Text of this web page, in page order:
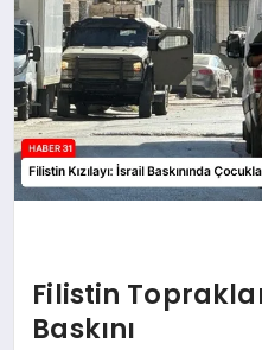
Filistin
Baskını